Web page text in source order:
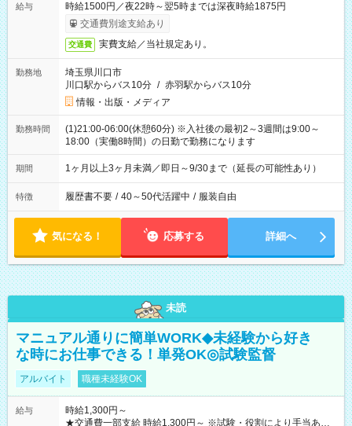
給与
時給1500円／夜22時～翌5時までは深夜時給1875円
交通費別途支給あり
交通費 実費支給／当社規定あり。
勤務地
埼玉県川口市
川口駅からバス10分 / 赤羽駅からバス10分
情報・出版・メディア
勤務時間
(1)21:00-06:00(休憩60分) ※入社後の最初2～3週間は9:00～
18:00（実働8時間）の日勤で勤務になります
期間 1ヶ月以上3ヶ月未満／即日～9/30まで（延長の可能性あり）
特徴 履歴書不要 / 40～50代活躍中 / 服装自由
気になる！ 応募する 詳細へ
未読
マニュアル通りに簡単WORK◆未経験から好き
な時にお仕事できる！単発OK◎試験監督
アルバイト 職種未経験OK
給与
時給1,300円～
★交通費一部支給 時給1,300円～ ※試験・役割により手当あり